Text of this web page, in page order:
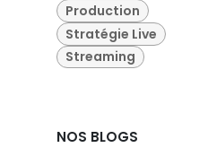
Production
Stratégie Live
Streaming
NOS BLOGS